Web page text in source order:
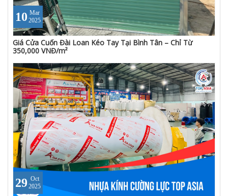
10 Mar
2025
Giá Cửa Cuốn Đài Loan Kéo Tay Tại Bình Tân – Chỉ Từ
350,000 VNĐ/m²
29 Oct
2025